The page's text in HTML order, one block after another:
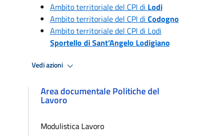
Ambito territoriale del CPI di Lodi
Ambito territoriale del CPI di Codogno
Ambito territoriale del CPI di Lodi
Sportello di Sant’Angelo Lodigiano
Vedi azioni
Area documentale Politiche del
Lavoro
Modulistica Lavoro